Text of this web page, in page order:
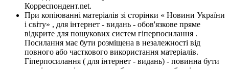
Корреспондент.net.
При копіюванні матеріалів зі сторінки « Новини України
і світу» , для інтернет - видань - обов'язкове пряме
відкрите для пошукових систем гіперпосилання .
Посилання має бути розміщена в незалежності від
повного або часткового використання матеріалів.
Гіперпосилання ( для інтернет - видань) - повинна бути